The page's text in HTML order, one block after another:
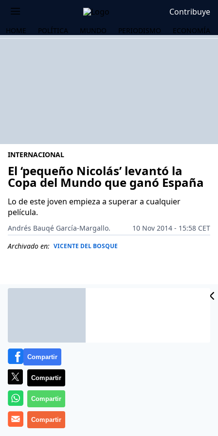
Contribuye
HOME POLÍTICA MUNDO PERIODISMO ECONOMÍA
INTERNACIONAL
El ‘pequeño Nicolás’ levantó la
Copa del Mundo que ganó España
Lo de este joven empieza a superar a cualquier
película.
Andrés Bauqé García-Margallo.
10 Nov 2014 - 15:58 CET
Archivado en: VICENTE DEL BOSQUE
Más información
Compartir
Compartir
Compartir
Compartir